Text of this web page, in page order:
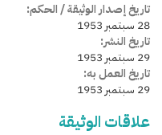
تاريخ إصدار الوثيقة / الحكم:
28 سبتمبر 1953
تاريخ النشر:
29 سبتمبر 1953
تاريخ العمل به:
29 سبتمبر 1953
علاقات الوثيقة